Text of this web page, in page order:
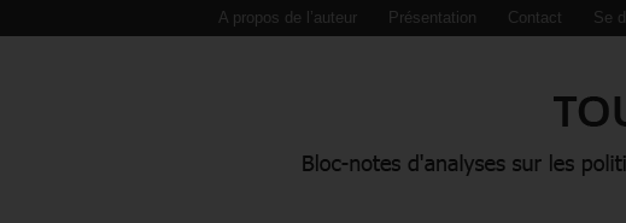
A propos de l’auteur Présentation Contact Se